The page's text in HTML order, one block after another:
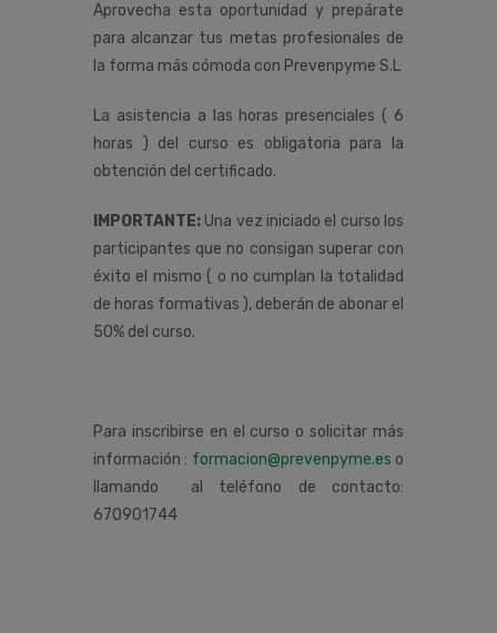
Aprovecha esta oportunidad y prepárate
para alcanzar tus metas profesionales de
la forma más cómoda con Prevenpyme S.L
La asistencia a las horas presenciales ( 6
horas ) del curso es obligatoria para la
obtención del certificado.
IMPORTANTE: Una vez iniciado el curso los
participantes que no consigan superar con
éxito el mismo ( o no cumplan la totalidad
de horas formativas ), deberán de abonar el
50% del curso.
Para inscribirse en el curso o solicitar más
información : formacion@prevenpyme.es o
llamando al teléfono de contacto:
670901744